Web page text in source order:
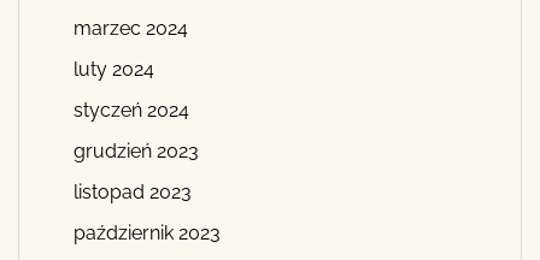
marzec 2024
luty 2024
styczeń 2024
grudzień 2023
listopad 2023
październik 2023